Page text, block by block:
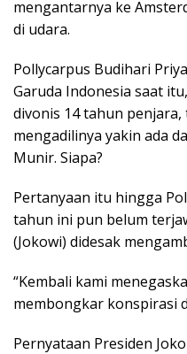
mengantarnya ke
di udara.
Pollycarpus Budihari
Garuda Indonesia saat
divonis 14 tahun
mengadilinya yakin ada
Munir. Siapa?
Pertanyaan itu hingga
tahun ini pun belum
(Jokowi) didesak
“Kembali kami
membongkar konspirasi
Pernyataan Presiden